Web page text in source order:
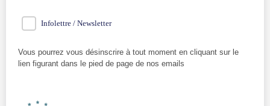
Infolettre / Newsletter
Vous pourrez vous désinscrire à tout moment en cliquant sur le
lien figurant dans le pied de page de nos emails